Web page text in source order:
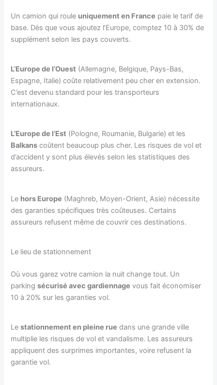
Un camion qui roule uniquement en France paie le tarif de
base. Dès que vous ajoutez l’Europe, comptez 10 à 30% de
supplément selon les pays couverts.
L’Europe de l’Ouest (Allemagne, Belgique, Pays-Bas,
Espagne, Italie) coûte relativement peu cher en extension.
C’est devenu standard pour les transporteurs
internationaux.
L’Europe de l’Est (Pologne, Roumanie, Bulgarie) et les
Balkans coûtent beaucoup plus cher. Les risques de vol et
d’accident y sont plus élevés selon les statistiques des
assureurs.
Le hors Europe (Maghreb, Moyen-Orient, Asie) nécessite
des garanties spécifiques très coûteuses. Certains
assureurs refusent même de couvrir ces destinations.
Le lieu de stationnement
Où vous garez votre camion la nuit change tout. Un
parkingsécurisé avec gardiennage vous fait économiser
10 à 20% sur les garanties vol.
Lestationnement en pleine rue dans une grande ville
multiplie les risques de vol et vandalisme. Les assureurs
appliquent des surprimes importantes, voire refusent la
garantie vol.